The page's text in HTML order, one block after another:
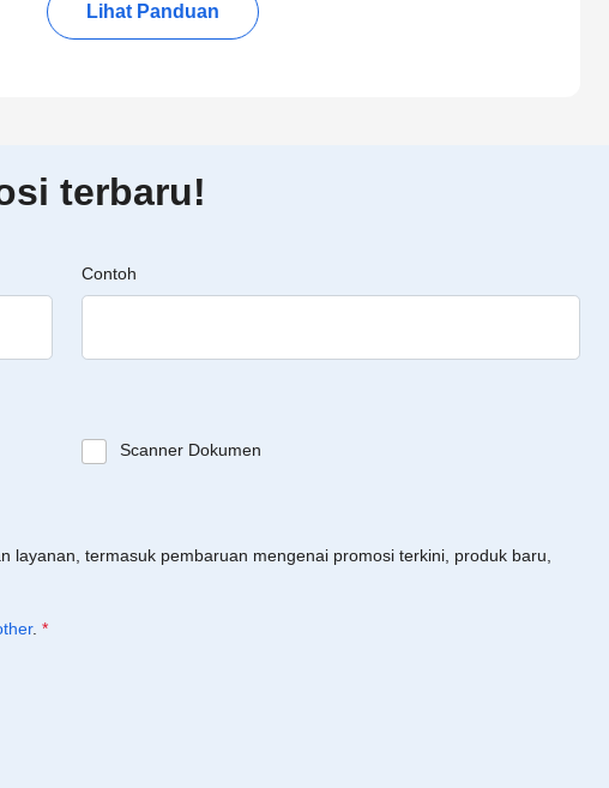
Lihat Panduan
terbaru!
Contoh
Scanner Dokumen
termasuk pembaruan mengenai promosi terkini, produk baru,
. *